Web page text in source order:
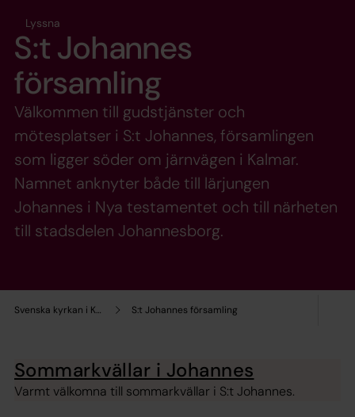
Svenska kyrkan i Kalmar S:t Johannes församling
Lyssna
S:t Johannes
församling
Välkommen till gudstjänster och
mötesplatser i S:t Johannes, församlingen
som ligger söder om järnvägen i Kalmar.
Namnet anknyter både till lärjungen
Johannes i Nya testamentet och till närheten
till stadsdelen Johannesborg.
Sommarkvällar i Johannes
Varmt välkomna till sommarkvällar i S:t Johannes.